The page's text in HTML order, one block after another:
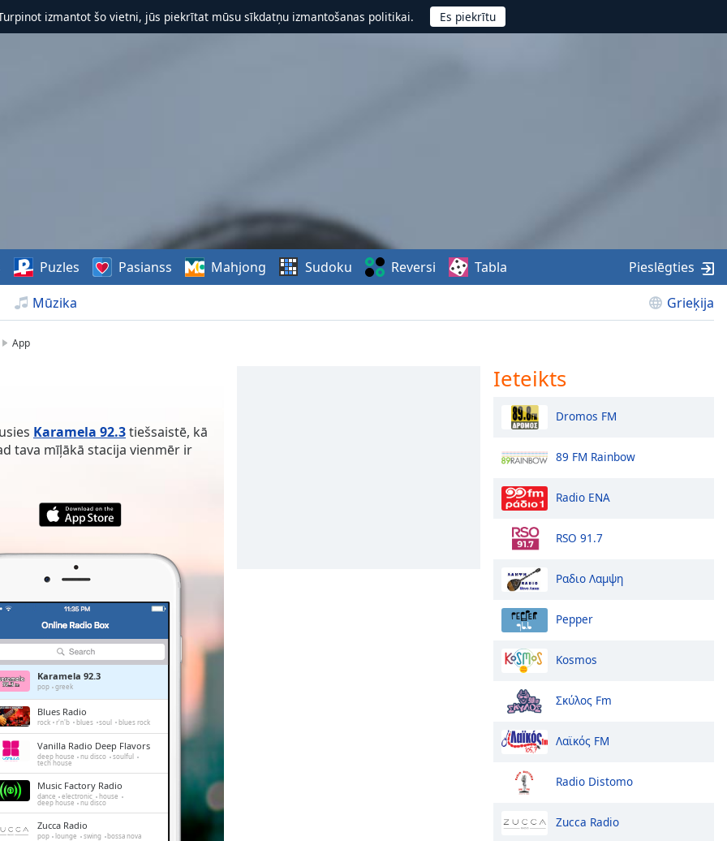
izmantot šo vietni, jūs piekrītat mūsu sīkdatņu izmantošanas politikai.
Mūzika Grieķija
Puzles Pasianss Mahjong Sudoku Reversi Tabla Pieslēgties
App
Karamela 92.3tiešsaistē, kā
tava mīļākā stacija vienmēr ir
Karamela 92.3
pop greek
Blues Radio
rock r'n'b blues soul blues rock
Vanilla Radio Deep Flavors
deep house nu disco soulful
tech house
Music Factory Radio
dance electronic house
deep house nu disco
Zucca Radio
pop lounge swing bossa nova
Ieteikts
Dromos FM
89 FM Rainbow
Radio ENA
RSO 91.7
Ραδιο Λαμψη
Pepper
Kosmos
Σκύλος Fm
Λαϊκός FM
Radio Distomo
Zucca Radio